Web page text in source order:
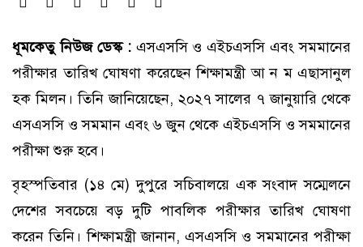
ধূমকেতু নিউজ ডেস্ক : এসএসসি ও এইচএসসি এবং সমমানের
পরীক্ষার তারিখ ঘোষণা করেছেন শিক্ষামন্ত্রী আ ন ম এছাসানুল
হক মিলন। তিনি জানিয়েছেন, ২০২৭ সালের ৭ জানুয়ারি থেকে
এসএসসি ও সমমান এবং ৬ জুন থেকে এইচএসসি ও সমমানের
পরীক্ষা শুরু হবে।
বৃহস্পতিবার (১৪ মে) দুপুরে সচিবালয়ে এক সংবাদ সম্মেলনে
দেশের সবচেয়ে বড় দুটি পাবলিক পরীক্ষার তারিখ ঘোষণা
করেন তিনি। শিক্ষামন্ত্রী জানান, এসএসসি ও সমমানের পরীক্ষা